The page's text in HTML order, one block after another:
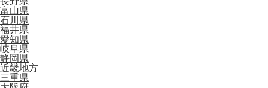
富山県
石川県
福井県
愛知県
岐阜県
静岡県
近畿地方
三重県